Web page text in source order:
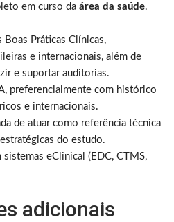
em curso da área da saúde.
Práticas Clínicas,
e internacionais, além de
e suportar auditorias.
preferencialmente com histórico
e internacionais.
de atuar como referência técnica
do estudo.
sistemas eClinical (EDC, CTMS,
adicionais